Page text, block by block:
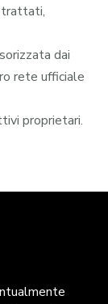
trattati,
dai
rete ufficiale
proprietari.